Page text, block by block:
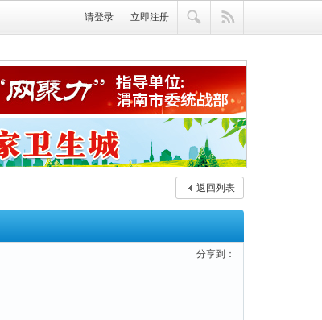
请登录 立即注册
返回列表
分享到：